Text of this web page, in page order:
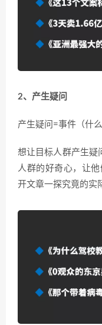
2、产生疑问
产生疑问=事件（什
想让目标人群产生疑
人群的好奇心，让
开文章一探究竟的实